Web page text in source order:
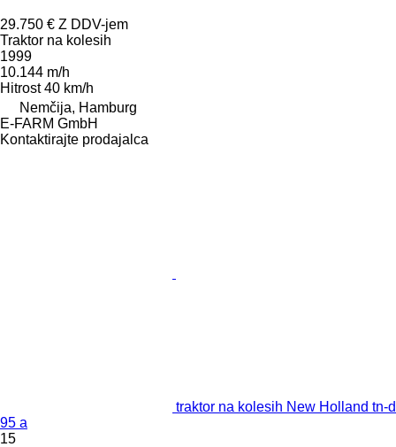
29.750 € Z DDV-jem
Traktor na kolesih
1999
10.144 m/h
Hitrost 40 km/h
Nemčija, Hamburg
E-FARM GmbH
Kontaktirajte prodajalca
traktor na kolesih New Holland tn-d
95 a
15